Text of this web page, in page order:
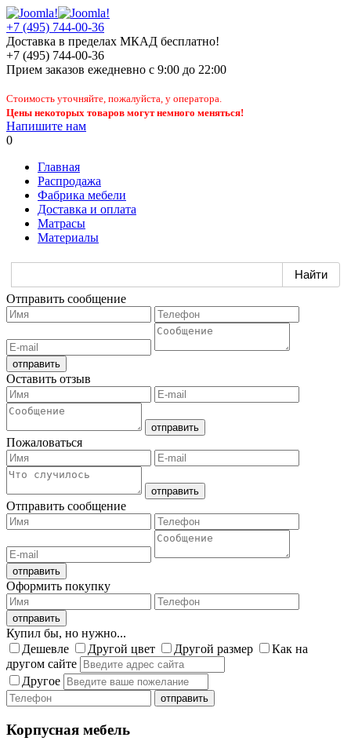
+7 (495) 744-00-36
Доставка в пределах МКАД бесплатно!
+7 (495) 744-00-36
Прием заказов ежедневно с 9:00 до 22:00
Стоимость уточняйте, пожалуйста, у оператора.
Цены некоторых товаров могут немного меняться!
Напишите нам
0
Главная
Распродажа
Фабрика мебели
Доставка и оплата
Матрасы
Материалы
Отправить сообщение
Оставить отзыв
Пожаловаться
Отправить сообщение
Оформить покупку
Купил бы, но нужно...
Дешевле
Другой цвет Другой размер
Как на
другом сайте
Другое
Корпусная мебель